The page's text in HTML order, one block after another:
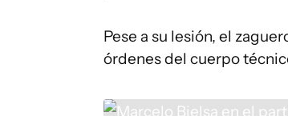
Pese a su lesión, el
órdenes del cuerpo